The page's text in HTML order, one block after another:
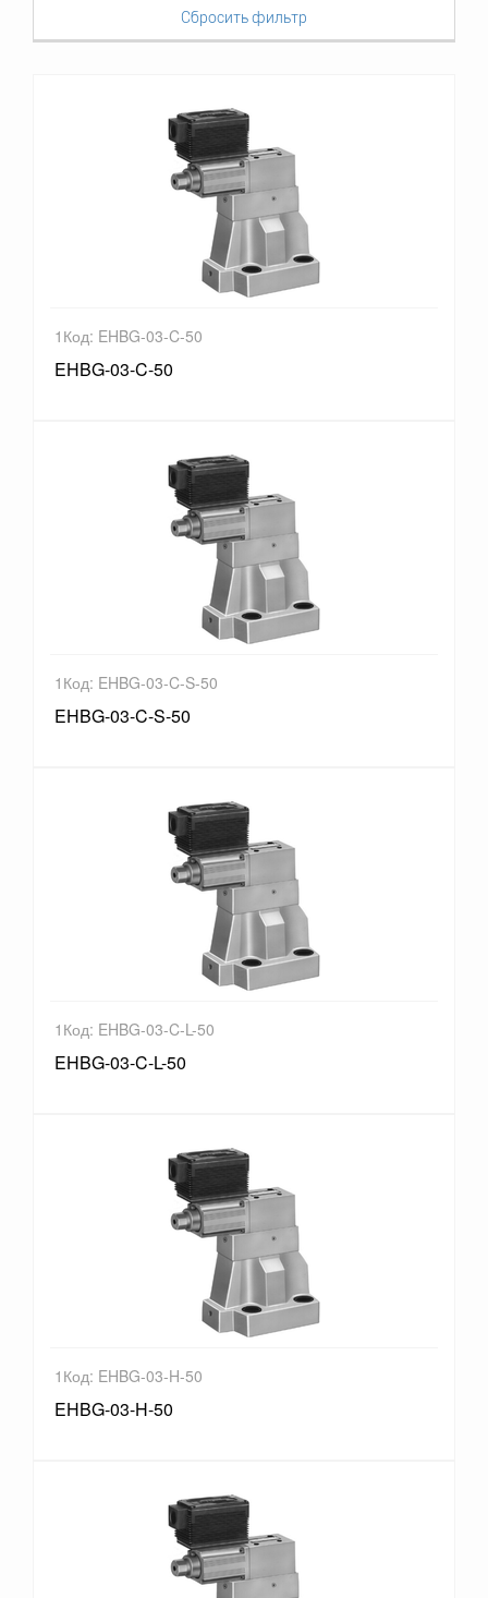
Сбросить фильтр
1Код: EHBG-03-C-50
EHBG-03-C-50
1Код: EHBG-03-C-S-50
EHBG-03-C-S-50
1Код: EHBG-03-C-L-50
EHBG-03-C-L-50
1Код: EHBG-03-H-50
EHBG-03-H-50